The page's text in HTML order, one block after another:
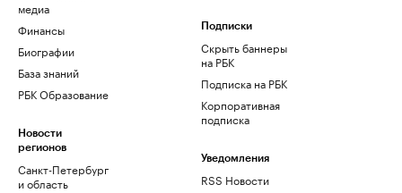
медиа
Финансы
Биографии
База знаний
РБК Образование
Новости
регионов
Санкт-Петербург
и область
Подписки
Скрыть баннеры
на РБК
Подписка на РБК
Корпоративная
подписка
Уведомления
RSS Новости